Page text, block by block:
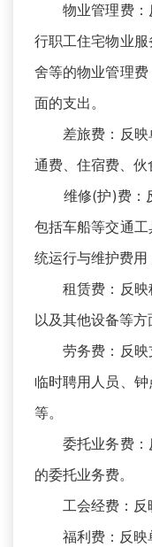
物业管理费：
行职工住宅物业
舍等的物业管理
面的支出。
差旅费：反映
通费、住宿费、伙
维修(护)费：反
包括车船等交通
统运行与维护费用
租赁费：反映
以及其他设备等方
劳务费：反映
临时聘用人员、
等。
委托业务费：
的委托业务费。
工会经费：反映
福利费：反映单